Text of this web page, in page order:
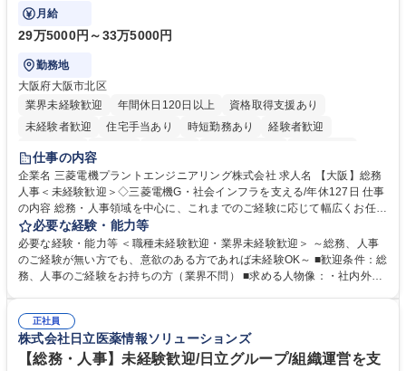
月給
29万5000円～33万5000円
勤務地
大阪府大阪市北区
業界未経験歓迎
年間休日120日以上
資格取得支援あり
未経験者歓迎
住宅手当あり 時短勤務あり
経験者歓迎
退職金あり
駅近5分以内
土日祝休み 服装自由 寮・社宅あり 食事補助あり
仕事の内容
企業名 三菱電機プラントエンジニアリング株式会社 求人名 【大阪】総務
人事＜未経験歓迎＞◇三菱電機G・社会インフラを支える/年休127日 仕事
の内容 総務・人事領域を中心に、これまでのご経験に応じて幅広くお任せ
します。 ＜具体的には＞ ・総務/人事労務（給与・社保・勤怠管理など）
・採用・教育研修 ・福利厚生運用 など ※基本的には事務所勤務ですが、
採用や教育等の業務内容により、関西圏以外への日帰り・宿泊を伴う国内
出張もございます。 ※担当業務を持ちつつ、お互いに助け合いながら、総
必要な経験・能力等
必要な経験・能力等 ＜職種未経験歓迎・業界未経験歓迎＞ ～総務、人事
のご経験が無い方でも、意欲のある方であれば未経験OK～ ■歓迎条件：総
務、人事のご経験をお持ちの方（業界不問） ■求める人物像：・社内外の
正社員
株式会社日立医薬情報ソリューションズ
【総務・人事】未経験歓迎/日立グループ/組織運営を支